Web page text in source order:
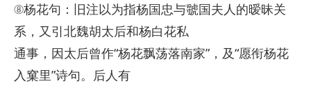
⑧杨花句：旧注以为指杨国忠与虢国夫人的暧昧关
系，又引北魏胡太后和杨白花私
通事，因太后曾作“杨花飘荡落南家”，及“愿衔杨花
入窠里”诗句。后人有